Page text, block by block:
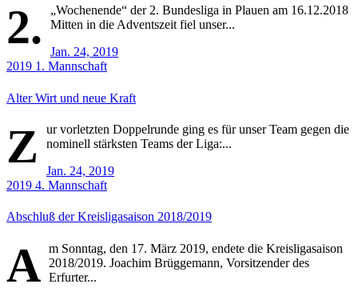
2.
„Wochenende“ der 2. Bundesliga in Plauen am 16.12.2018
Mitten in die Adventszeit fiel unser...
Jan. 24, 2019
2019 1. Mannschaft
Alter Wirt und neue Kraft
Z
ur vorletzten Doppelrunde ging es für unser Team gegen die
nominell stärksten Teams der Liga:...
Jan. 24, 2019
2019 4. Mannschaft
Abschluß der Kreisligasaison 2018/2019
A m Sonntag, den 17. März 2019, endete die Kreisligasaison
2018/2019. Joachim Brüggemann, Vorsitzender des
Erfurter...